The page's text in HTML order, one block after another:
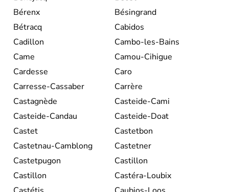
Bérenx
Bésingrand
Bétracq
Cabidos
Cadillon
Cambo-les-Bains
Came
Camou-Cihigue
Cardesse
Caro
Carresse-Cassaber
Carrère
Castagnède
Casteide-Cami
Casteide-Candau
Casteide-Doat
Castet
Castetbon
Castetnau-Camblong
Castetner
Castetpugon
Castillon
Castillon
Castéra-Loubix